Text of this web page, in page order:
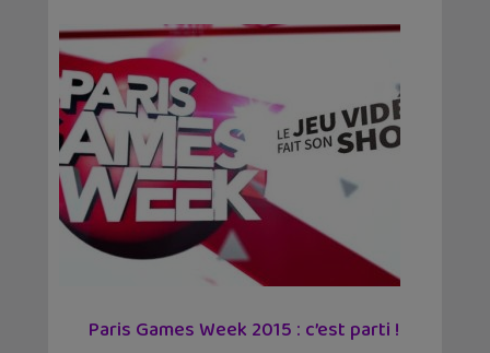
Paris Games Week 2015 : c’est parti !